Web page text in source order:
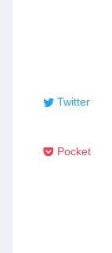
Twitter
Pocket